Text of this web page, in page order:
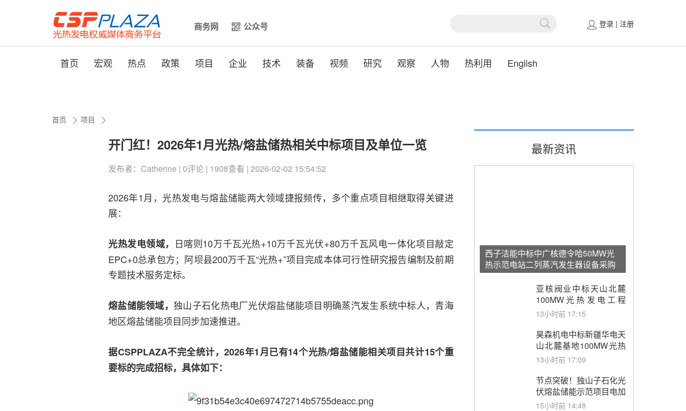
商务网 公众号 登录 | 注册
首页 宏观 热点 政策 项目 企业 技术 装备 视频 研究 观察 人物 热利用 English
首页 项目
开门红！2026年1月光热/熔盐储热相关中标项目及单位一览
发布者：Catherine | 0评论 | 1908查看 | 2026-02-02 15:54:52
2026年1月，光热发电与熔盐储能两大领域捷报频传，多个重点项目相继取得关键进
展：
光热发电领域， 日喀则10万千瓦光热+10万千瓦光伏+80万千瓦风电一体化项目敲定
EPC+0总承包方；阿坝县200万千瓦“光热+”项目完成本体可行性研究报告编制及前期
专题技术服务定标。
熔盐储能领域， 独山子石化热电厂光伏熔盐储能项目明确蒸汽发生系统中标人，青海
地区熔盐储能项目同步加速推进。
据CSPPLAZA不完全统计，2026年1月已有14个光热/熔盐储能相关项目共计15个重
要标的完成招标，具体如下：
最新资讯
西子洁能中标中广核德令哈50MW光
热示范电站二列蒸汽发生器设备采购
亚核阀业中标天山北麓
100MW光热发电工程
EPC总承包项目熔盐截
购
13小时前 17:15
昊森机电中标新疆华电天
山北麓基地100MW光热
发电工程EPC总承包项
采购
13小时前 17:09
节点突破！独山子石化光
伏熔盐储能示范项目电加
热器厂房顺利封顶
15小时前 14:48